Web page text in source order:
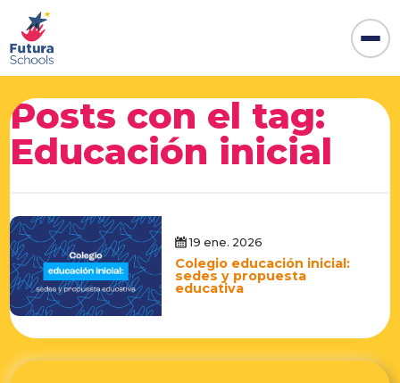
Posts con el tag:
Educación inicial
19 ene. 2026
Colegio educación inicial:
sedes y propuesta
educativa